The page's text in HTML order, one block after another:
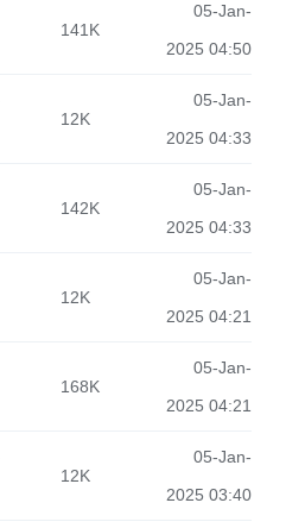
141K
05-Jan-
2025 04:50
12K
05-Jan-
2025 04:33
142K
05-Jan-
2025 04:33
12K
05-Jan-
2025 04:21
168K
05-Jan-
2025 04:21
12K
05-Jan-
2025 03:40